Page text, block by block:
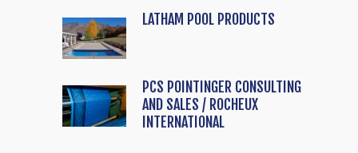
LATHAM POOL PRODUCTS
PCS POINTINGER CONSULTING
AND SALES / ROCHEUX
INTERNATIONAL